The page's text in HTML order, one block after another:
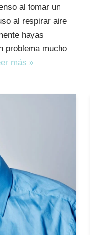
al tomar un
al respirar aire
hayas
problema mucho
más »